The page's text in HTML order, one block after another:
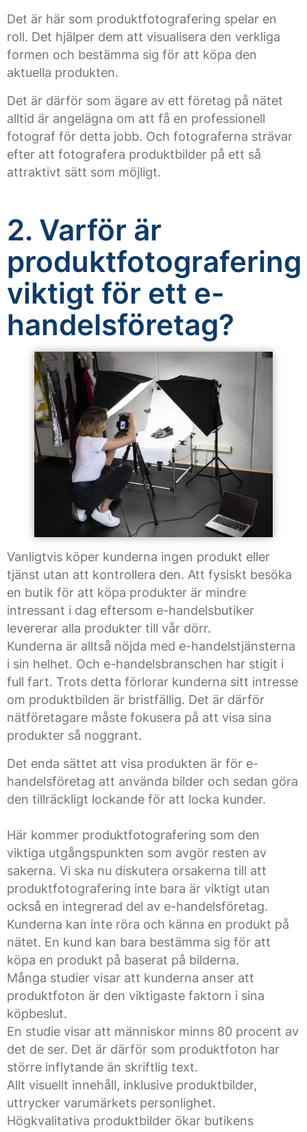
Det är här som produktfotografering spelar en
roll. Det hjälper dem att visualisera den verkliga
formen och bestämma sig för att köpa den
aktuella produkten.
Det är därför som ägare av ett företag på nätet
alltid är angelägna om att få en professionell
fotograf för detta jobb. Och fotograferna strävar
efter att fotografera produktbilder på ett så
attraktivt sätt som möjligt.
2. Varför är
produktfotografering
viktigt för ett e-
handelsföretag?
Vanligtvis köper kunderna ingen produkt eller
tjänst utan att kontrollera den. Att fysiskt besöka
en butik för att köpa produkter är mindre
intressant i dag eftersom e-handelsbutiker
levererar alla produkter till vår dörr.
Kunderna är alltså nöjda med e-handelstjänsterna
i sin helhet. Och e-handelsbranschen har stigit i
full fart. Trots detta förlorar kunderna sitt intresse
om produktbilden är bristfällig. Det är därför
nätföretagare måste fokusera på att visa sina
produkter så noggrant.
Det enda sättet att visa produkten är för e-
handelsföretag att använda bilder och sedan göra
den tillräckligt lockande för att locka kunder.
Här kommer produktfotografering som den
viktiga utgångspunkten som avgör resten av
sakerna. Vi ska nu diskutera orsakerna till att
produktfotografering inte bara är viktigt utan
också en integrerad del av e-handelsföretag.
Kunderna kan inte röra och känna en produkt på
nätet. En kund kan bara bestämma sig för att
köpa en produkt på baserat på bilderna.
Många studier visar att kunderna anser att
produktfoton är den viktigaste faktorn i sina
köpbeslut.
En studie visar att människor minns 80 procent av
det de ser. Det är därför som produktfoton har
större inflytande än skriftlig text.
Allt visuellt innehåll, inklusive produktbilder,
uttrycker varumärkets personlighet.
Högkvalitativa produktbilder ökar butikens